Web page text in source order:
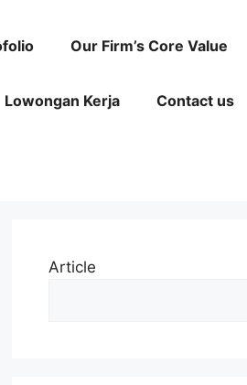
Our Firm’s Core Value
Lowongan Kerja Contact us
Article